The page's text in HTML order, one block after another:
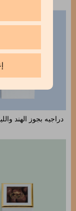
دراجيه بجوز الهند